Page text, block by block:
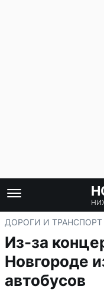
ДОРОГИ И ТРАНСПОРТ
Из-за
Новгороде
автобусов